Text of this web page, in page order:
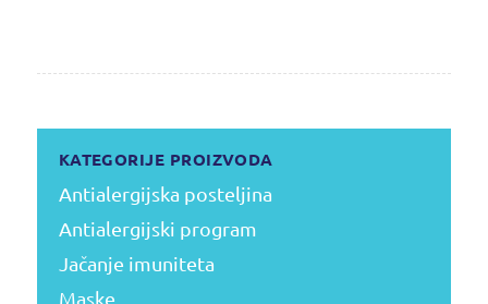
KATEGORIJE PROIZVODA
Antialergijska posteljina
Antialergijski program
Jačanje imuniteta
Maske